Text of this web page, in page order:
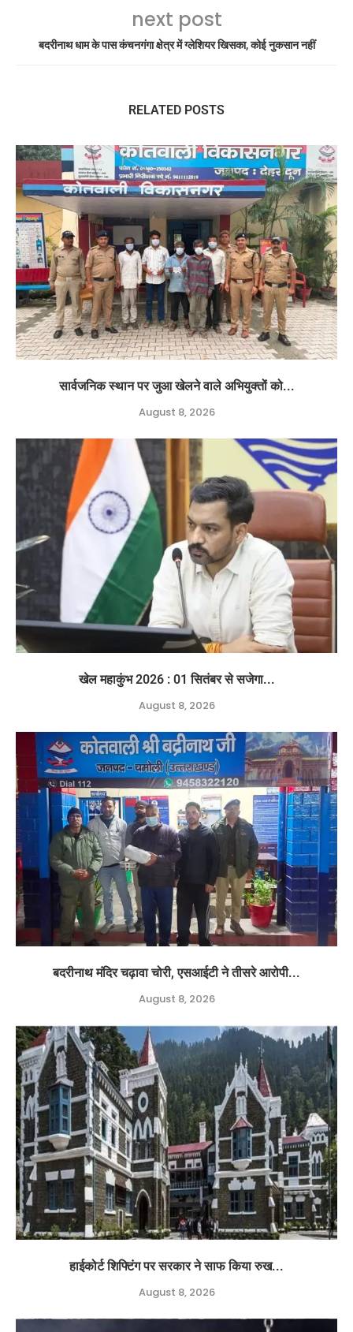
next post
बदरीनाथ धाम के पास कंचनगंगा क्षेत्र में ग्लेशियर खिसका, कोई नुकसान नहीं
RELATED POSTS
सार्वजनिक स्थान पर जुआ खेलने वाले अभियुक्तों को...
August 8, 2026
खेल महाकुंभ 2026 : 01 सितंबर से सजेगा...
August 8, 2026
बदरीनाथ मंदिर चढ़ावा चोरी, एसआईटी ने तीसरे आरोपी...
August 8, 2026
हाईकोर्ट शिफ्टिंग पर सरकार ने साफ किया रुख...
August 8, 2026